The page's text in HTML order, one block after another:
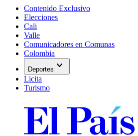
Contenido Exclusivo
Elecciones
Cali
Valle
Comunicadores en Comunas
Colombia
Deportes expand_more
Licita
Turismo